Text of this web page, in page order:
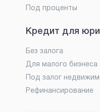
Под проценты
Кредит для
Без залога
Для малого бизнеса
Под залог
Рефинансирование